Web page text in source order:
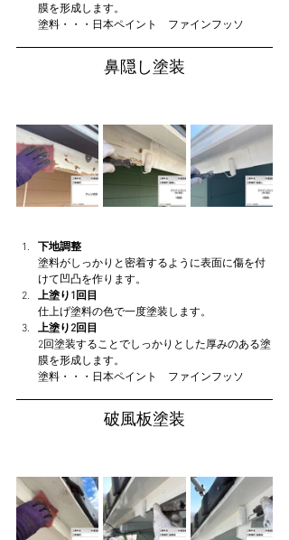
膜を形成します。
塗料・・・日本ペイント　ファインフッソ
鼻隠し塗装
下地調整
塗料がしっかりと密着するように表面に傷を付
けて凹凸を作ります。
上塗り1回目
仕上げ塗料の色で一度塗装します。
上塗り2回目
2回塗装することでしっかりとした厚みのある塗
膜を形成します。
塗料・・・日本ペイント　ファインフッソ
破風板塗装